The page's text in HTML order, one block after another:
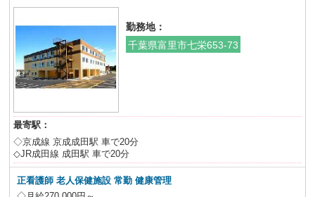
勤務地：
千葉県富里市七栄653-73
最寄駅：
◇京成線 京成成田駅 車で20分
◇JR成田線 成田駅 車で20分
正看護師 老人保健施設常勤 健康管理